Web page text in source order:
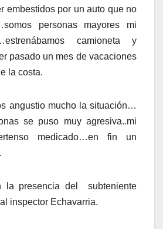
embestidos por un auto que no
personas mayores mi
camioneta y
pasado un mes de vacaciones
la costa.
angustio mucho la situación…
se puso muy agresiva..mi
medicado…en fin un
la presencia del subteniente
inspector Echavarria.